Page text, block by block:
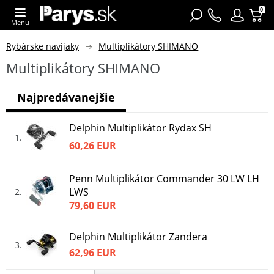
0
Menu
Rybárske navijaky Multiplikátory SHIMANO
Multiplikátory SHIMANO
1
Delphin Multiplikátor Rydax SH
60,26 EUR
2
Penn Multiplikátor Commander 30 LW LH
LWS
79,60 EUR
3
Delphin Multiplikátor Zandera
62,96 EUR
Najpredávanejšie